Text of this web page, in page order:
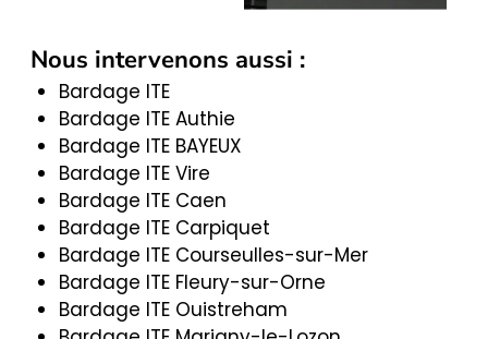
Nous intervenons aussi :
Bardage ITE
Bardage ITE Authie
Bardage ITE BAYEUX
Bardage ITE Vire
Bardage ITE Caen
Bardage ITE Carpiquet
Bardage ITE Courseulles-sur-Mer
Bardage ITE Fleury-sur-Orne
Bardage ITE Ouistreham